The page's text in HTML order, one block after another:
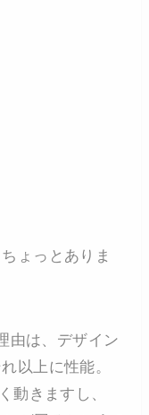
ょっとありま
由は、デザイン
以上に性能。
動きますし、